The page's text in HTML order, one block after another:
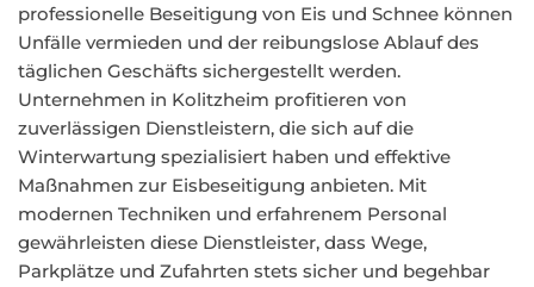
professionelle Beseitigung von Eis und Schnee können
Unfälle vermieden und der reibungslose Ablauf des
täglichen Geschäfts sichergestellt werden.
Unternehmen in Kolitzheim profitieren von
zuverlässigen Dienstleistern, die sich auf die
Winterwartung spezialisiert haben und effektive
Maßnahmen zur Eisbeseitigung anbieten. Mit
modernen Techniken und erfahrenem Personal
gewährleisten diese Dienstleister, dass Wege,
Parkplätze und Zufahrten stets sicher und begehbar